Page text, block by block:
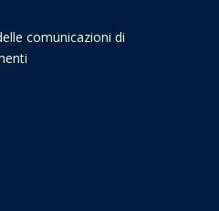
comunicazioni di